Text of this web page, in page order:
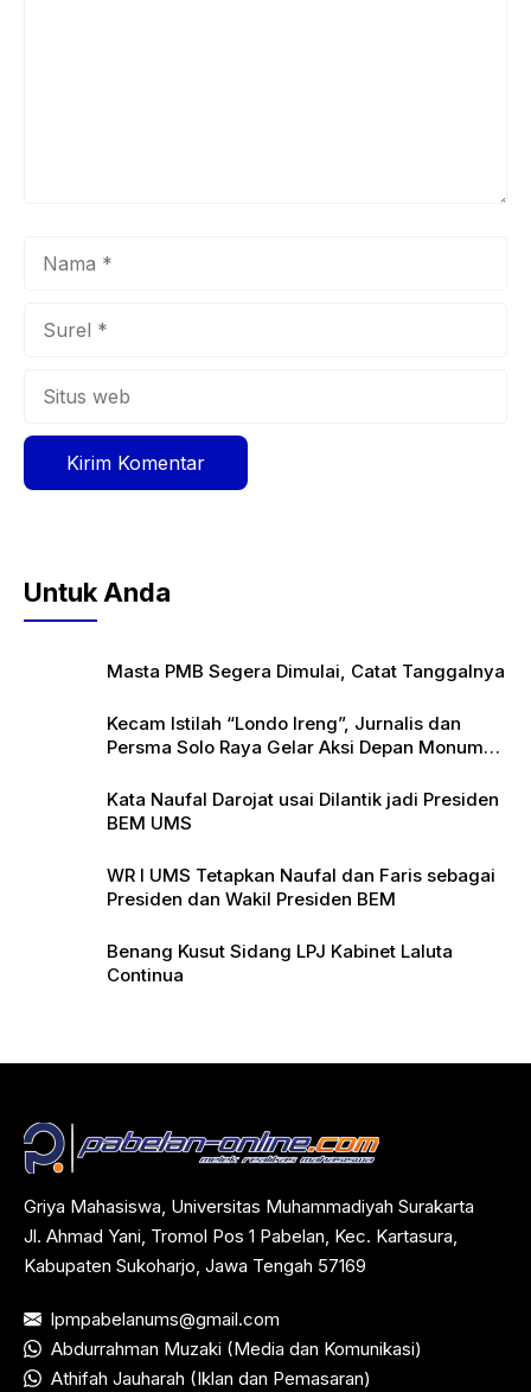
Untuk Anda
Masta PMB Segera Dimulai, Catat Tanggalnya
Kecam Istilah “Londo Ireng”, Jurnalis dan
Persma Solo Raya Gelar Aksi Depan Monumen
Kata Naufal Darojat usai Dilantik jadi Presiden
BEM UMS
WR I UMS Tetapkan Naufal dan Faris sebagai
Presiden dan Wakil Presiden BEM
Benang Kusut Sidang LPJ Kabinet Laluta
Continua
Griya Mahasiswa, Universitas Muhammadiyah Surakarta
Jl. Ahmad Yani, Tromol Pos 1 Pabelan, Kec. Kartasura,
Kabupaten Sukoharjo, Jawa Tengah 57169
lpmpabelanums@gmail.com
Abdurrahman Muzaki (Media dan Komunikasi)
Athifah Jauharah (Iklan dan Pemasaran)